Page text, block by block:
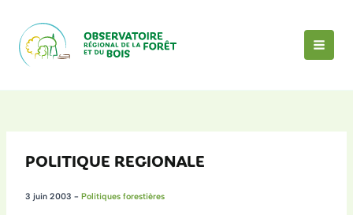
contenu
POLITIQUE REGIONALE
3 juin 2003 - Politiques forestières